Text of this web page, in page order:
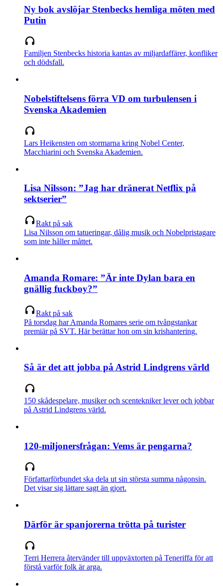
Ny bok avslöjar Stenbecks hemliga möten med
Putin
Familjen Stenbecks historia kantas av miljardaffärer, konfliker
och dödsfall.
Nobelstiftelsens förra VD om turbulensen i
Svenska Akademien
Lars Heikensten om stormarna kring Nobel Center,
Macchiarini och Svenska Akademien.
Lisa Nilsson: ”Jag har dränerat Netflix på
sektserier”
Rakt på sak
Lisa Nilsson om tatueringar, dålig musik och Nobelpristagare
som inte håller måttet.
Amanda Romare: ”Är inte Dylan bara en
gnällig fuckboy?”
Rakt på sak
På torsdag har Amanda Romares serie om tvångstankar
premiär på SVT. Här berättar hon om sin krishantering.
Så är det att jobba på Astrid Lindgrens värld
150 skådespelare, musiker och scentekniker lever och jobbar
på Astrid Lindgrens värld.
120-miljonersfrågan: Vems är pengarna?
Författarförbundet ska dela ut sin största summa någonsin.
Det visar sig lättare sagt än gjort.
Därför är spanjorerna trötta på turister
Terri Herrera återvänder till uppväxtorten på Teneriffa för att
förstå varför folk är arga.